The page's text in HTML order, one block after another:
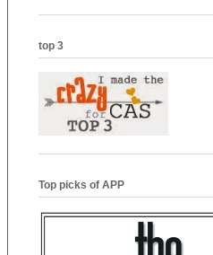
top 3
Top picks of APP